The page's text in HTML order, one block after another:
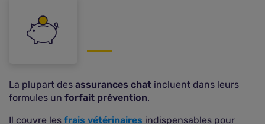
La plupart des assurances chat incluent dans leurs
formules un forfait prévention.
Il couvre les frais vétérinaires indispensables pour